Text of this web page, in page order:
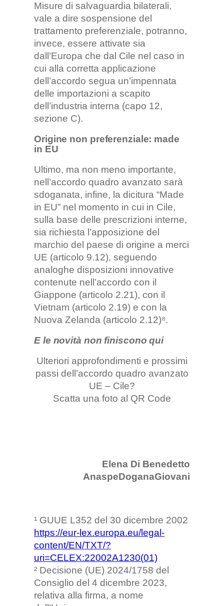
Misure di salvaguardia bilaterali,
vale a dire sospensione del
trattamento preferenziale, potranno,
invece, essere attivate sia
dall’Europa che dal Cile nel caso in
cui alla corretta applicazione
dell’accordo segua un’impennata
delle importazioni a scapito
dell’industria interna (capo 12,
sezione C).
Origine non preferenziale: made
in EU
Ultimo, ma non meno importante,
nell’accordo quadro avanzato sarà
sdoganata, infine, la dicitura “Made
in EU” nel momento in cui in Cile,
sulla base delle prescrizioni interne,
sia richiesta l’apposizione del
marchio del paese di origine a merci
UE (articolo 9.12), seguendo
analoghe disposizioni innovative
contenute nell’accordo con il
Giappone (articolo 2.21), con il
Vietnam (articolo 2.19) e con la
Nuova Zelanda (articolo 2.12)⁸.
E le novità non finiscono qui
Ulteriori approfondimenti e prossimi
passi dell’accordo quadro avanzato
UE – Cile?
Scatta una foto al QR Code
Elena Di Benedetto
AnaspeDoganaGiovani
¹ GUUE L352 del 30 dicembre 2002
https://eur-lex.europa.eu/legal-
content/EN/TXT/?
uri=CELEX:22002A1230(01)
² Decisione (UE) 2024/1758 del
Consiglio del 4 dicembre 2023,
relativa alla firma, a nome